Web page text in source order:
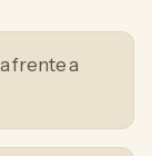
frente a